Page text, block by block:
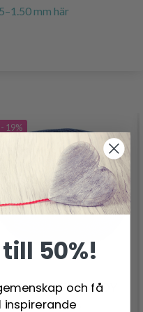
mm här
- 19%
SCHEEPJES CANDY
FLOSS
50%!
och få
inspirerande